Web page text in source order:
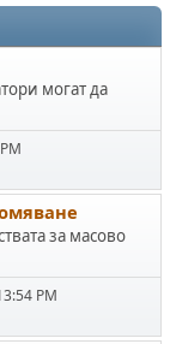
могат да
за масово
PM